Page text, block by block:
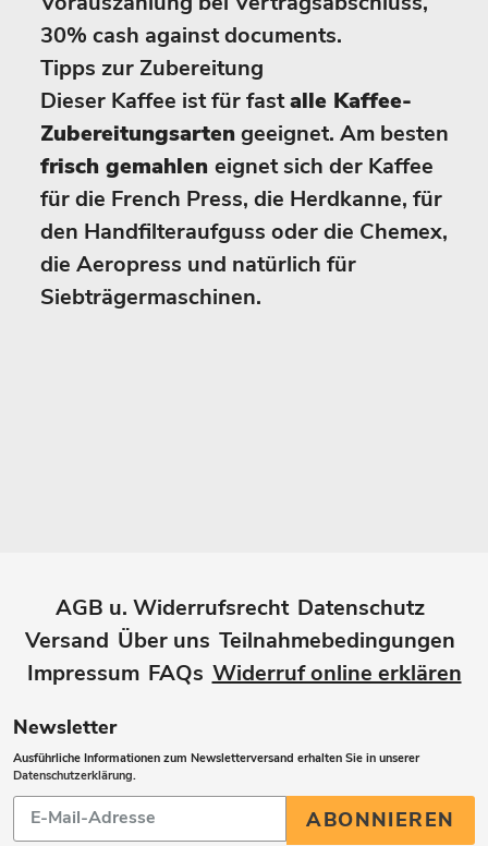
30% cash against documents.
Tipps zur Zubereitung
Dieser Kaffee ist für fastalle Kaffee-
Zubereitungsartengeeignet. Am besten
frisch gemahlen eignet sich der Kaffee
für die French Press, die Herdkanne, für
den Handfilteraufguss oder die Chemex,
die Aeropress und natürlich für
Siebträgermaschinen.
AGB u. Widerrufsrecht Datenschutz
Versand Über uns Teilnahmebedingungen
Impressum FAQs Widerruf online erklären
Newsletter
Ausführliche Informationen zum Newsletterversand erhalten Sie in unserer
Datenschutzerklärung.
Abonnieren
Sie
ABONNIEREN